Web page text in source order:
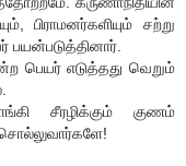
பிராமனர்களியும் சற்று
பயன்படுத்தினார்.
பெயர் எடுத்தது வெறும்
சீரழிக்கும் குணம்